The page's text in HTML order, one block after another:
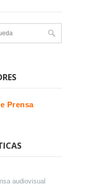
Prensa
audiovisual